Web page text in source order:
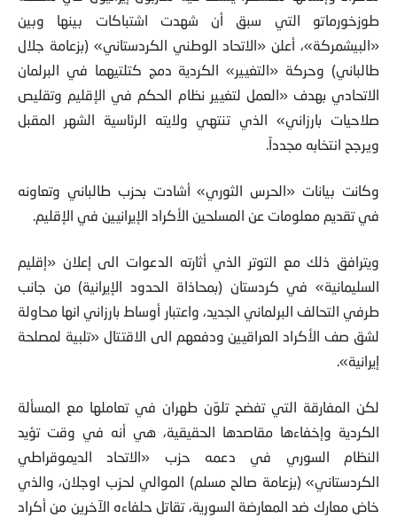
طوزخورماتو التي سبق أن شهدت اشتباكات بينها وبين
«البيشمركة»، أعلن «الاتحاد الوطني الكردستاني» (بزعامة جلال
طالباني) وحركة «التغيير» الكردية دمج كتلتيهما في البرلمان
الاتحادي بهدف «العمل لتغيير نظام الحكم في الإقليم وتقليص
صلاحيات بارزاني» الذي تنتهي ولايته الرئاسية الشهر المقبل
ويرجح انتخابه مجدداً.
وكانت بيانات «الحرس الثوري» أشادت بحزب طالباني وتعاونه
في تقديم معلومات عن المسلحين الأكراد الإيرانيين في الإقليم.
ويترافق ذلك مع التوتر الذي أثارته الدعوات الى إعلان «إقليم
السليمانية» في كردستان (بمحاذاة الحدود الإيرانية) من جانب
طرفي التحالف البرلماني الجديد، واعتبار أوساط بارزاني انها محاولة
لشق صف الأكراد العراقيين ودفعهم الى الاقتتال «تلبية لمصلحة
إيرانية».
لكن المفارقة التي تفضح تلوّن طهران في تعاملها مع المسألة
الكردية وإخفاءها مقاصدها الحقيقية، هي أنه في وقت تؤيد
النظام السوري في دعمه حزب «الاتحاد الديموقراطي
الكردستاني» (بزعامة صالح مسلم) الموالي لحزب اوجلان، والذي
خاض معارك ضد المعارضة السورية، تقاتل حلفاءه الآخرين من أكراد